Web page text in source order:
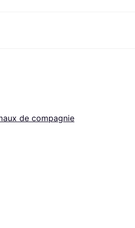
de compagnie